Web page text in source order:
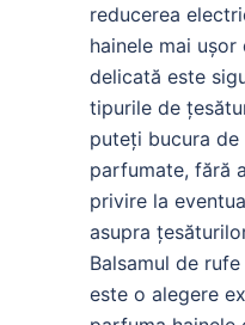
reducerea
hainele mai ușor
delicată este
tipurile de
puteți bucura de
parfumate, fără
privire la
asupra
Balsamul de
este o alegere